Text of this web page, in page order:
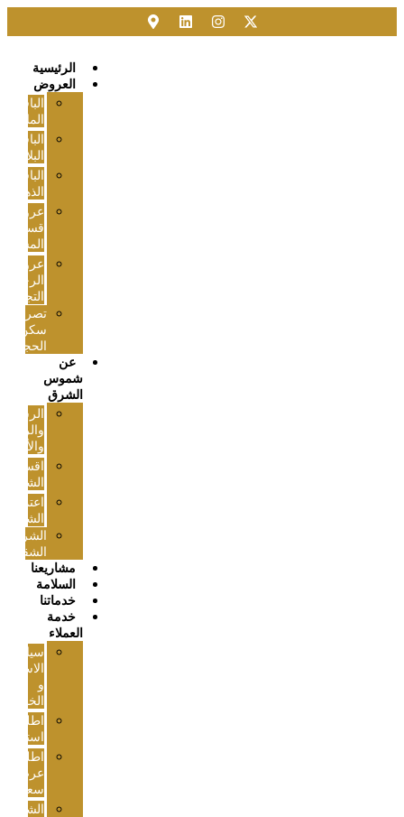
الرئيسية
العروض
الباقة
الماسية
الباقة
البلاتينية
الباقة
الذهبية
عروض
قسم
المساحة
عروض
الرخص
التجارية
تصريح
سكن
الحجاج
عن
شموس
الشرق
الرسالة
والرؤية
والأهداف
اقسام
الشركة
اعتمادات
الشركة
الشركات
الشقيقة
مشاريعنا
السلامة
خدماتنا
خدمة
العملاء
سياسة
الاستخدام
الخصوصية
اطلب
استشارتك
اطلب
عرض
سعر
الشكاوي